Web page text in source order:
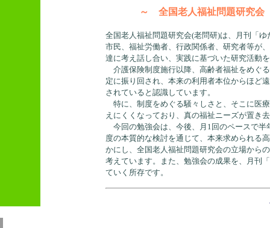
～ 全国老人福祉問題研究
全国老人福祉問題研究会(老問研)は、月刊「
市民、福祉労働者、行政関係者、研究者等が
達に考え話し合い、実践に基づいた研究活動
介護保険制度施行以降、高齢者福祉をめぐ
定に振り回され、本来の利用者本位からほど
されていると認識しています。
特に、制度をめぐる騒々しさと、そこに医
えにくくなっており、真の福祉ニーズが置き
今回の勉強会は、今後、月1回のペースで半
度の本質的な検討を通じて、本来求められる
かにし、全国老人福祉問題研究会の立場から
考えています。また、勉強会の成果を、月刊
ていく所存です。